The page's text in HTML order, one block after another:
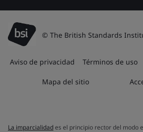
© The British Standards
Aviso de privacidad Términos de uso
Mapa del sitio
La imparcialidades el principio rector del modo